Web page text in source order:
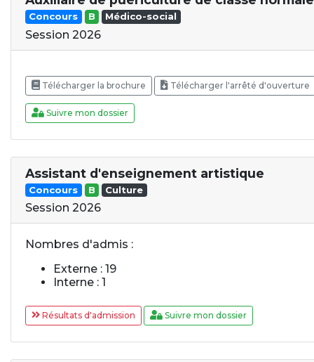
Concours B Médico-social
Session 2026
Télécharger la brochure Télécharger l'arrêté d'ouverture
Suivre mon dossier
Assistant d'enseignement artistique
Concours B Culture
Session 2026
Nombres d'admis :
Externe : 19
Interne : 1
Résultats d'admission Suivre mon dossier